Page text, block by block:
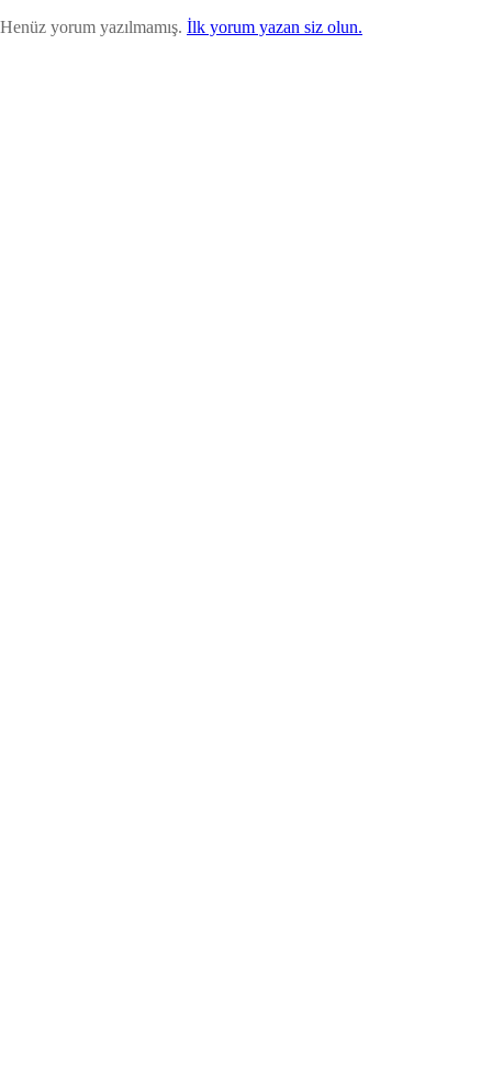
Henüz yorum yazılmamış. İlk yorum yazan siz olun.